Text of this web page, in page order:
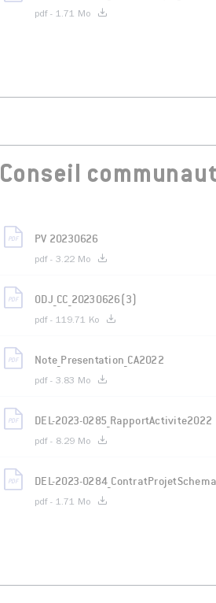
pdf - 1.71 Mo
Conseil
PV 20230626
pdf - 3.22 Mo
ODJ_CC_20230626(3)
pdf - 119.71 Ko
Note_Presentation_CA2022
pdf - 3.83 Mo
DEL-2023-0285_RapportActivite2022
pdf - 8.29 Mo
DEL-2023-
pdf - 1.71 Mo